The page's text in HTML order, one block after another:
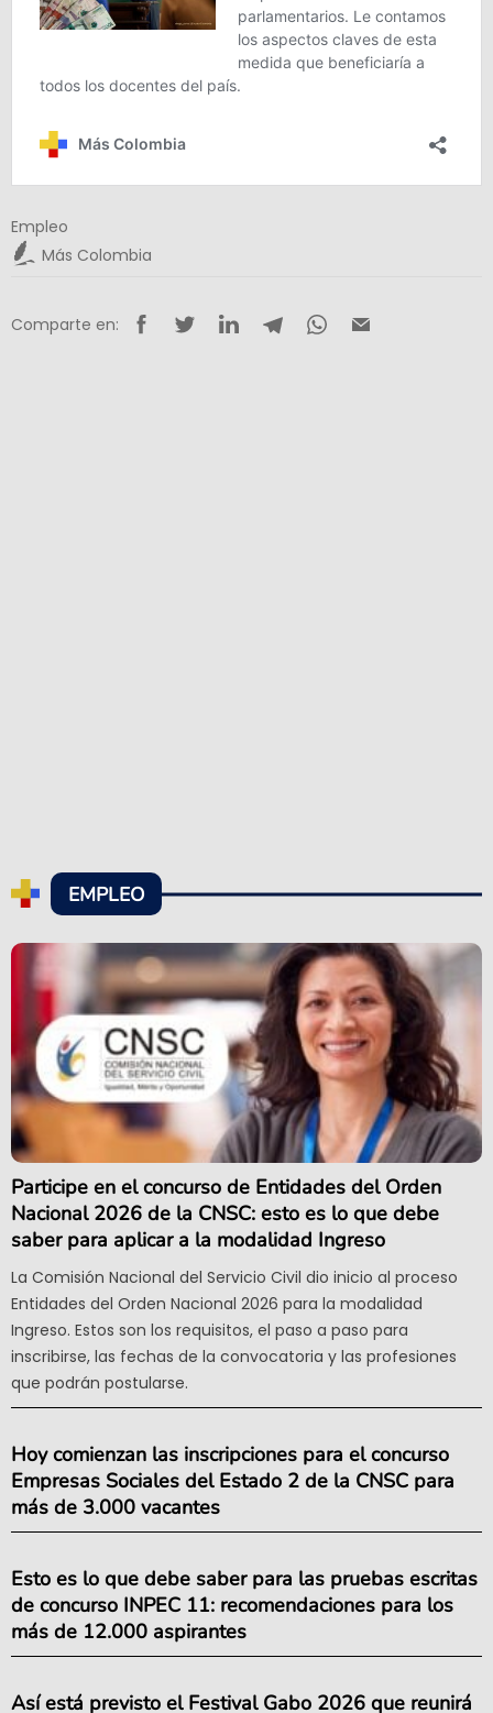
Empleo
Más Colombia
Comparte en:
EMPLEO
Participe en el concurso de Entidades del Orden
Nacional 2026 de la CNSC: esto es lo que debe
saber para aplicar a la modalidad Ingreso
La Comisión Nacional del Servicio Civil dio inicio al proceso
Entidades del Orden Nacional 2026 para la modalidad
Ingreso. Estos son los requisitos, el paso a paso para
inscribirse, las fechas de la convocatoria y las profesiones
que podrán postularse.
Hoy comienzan las inscripciones para el concurso
Empresas Sociales del Estado 2 de la CNSC para
más de 3.000 vacantes
Esto es lo que debe saber para las pruebas escritas
de concurso INPEC 11: recomendaciones para los
más de 12.000 aspirantes
Así está previsto el Festival Gabo 2026 que reunirá